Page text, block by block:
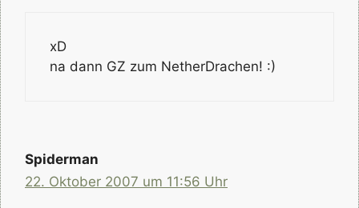
xD
na dann GZ zum NetherDrachen! :)
Spiderman
22. Oktober 2007 um 11:56 Uhr